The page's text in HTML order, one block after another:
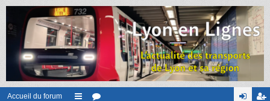
Accueil du forum